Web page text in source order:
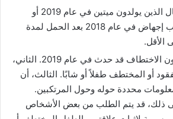
تموت الأطفال الذين يولدون ميتين في عام 2019 أو
يفقدون بسبب إجهاض في عام 2018 بعد الحمل لمدة
الأول، أن يكون الاختطاف قد حدث في عام 2019. الثاني،
أو المختطف طفلاً أو شابًا. الثالث، أن
محددة حوله وحول المرتكبين.
ذلك، قد يتم الطلب من بعض الأشخاص